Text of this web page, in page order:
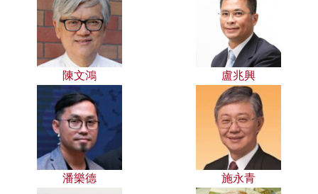
陳文鴻 盧兆興
潘樂德 施永青